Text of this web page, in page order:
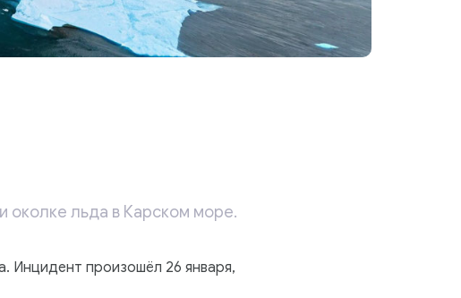
льда в Карском море.
Инцидент произошёл 26 января,